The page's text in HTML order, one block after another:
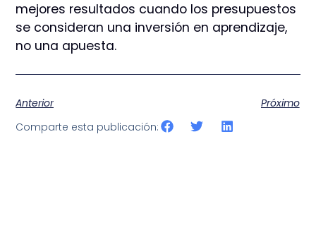
mejores resultados cuando los presupuestos
se consideran una inversión en aprendizaje,
no una apuesta.
Anterior
Próximo
Comparte esta publicación: